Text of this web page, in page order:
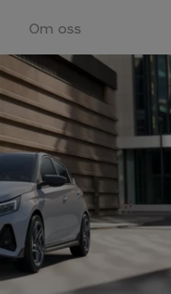
Om oss